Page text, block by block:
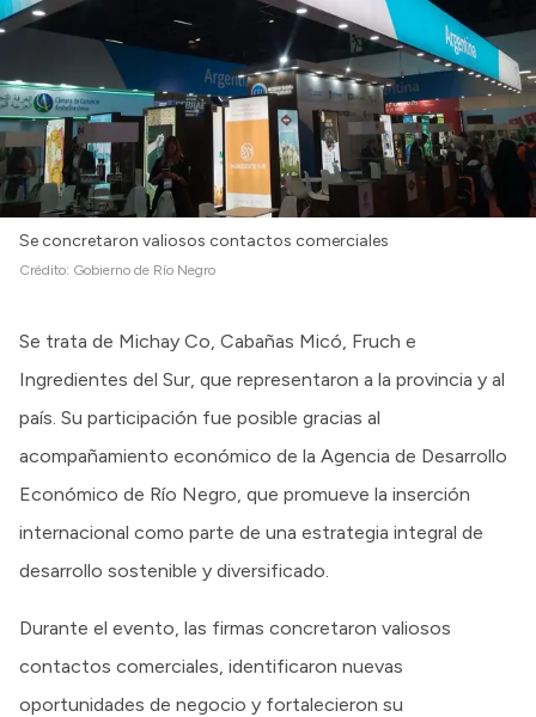
Se concretaron valiosos contactos comerciales
Crédito: Gobierno de Río Negro
Se trata de Michay Co, Cabañas Micó, Fruch e
Ingredientes del Sur, que representaron a la provincia y al
país. Su participación fue posible gracias al
acompañamiento económico de la Agencia de Desarrollo
Económico de Río Negro, que promueve la inserción
internacional como parte de una estrategia integral de
desarrollo sostenible y diversificado.
Durante el evento, las firmas concretaron valiosos
contactos comerciales, identificaron nuevas
oportunidades de negocio y fortalecieron su